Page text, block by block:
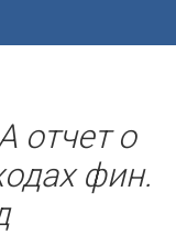
отчет о
фин.